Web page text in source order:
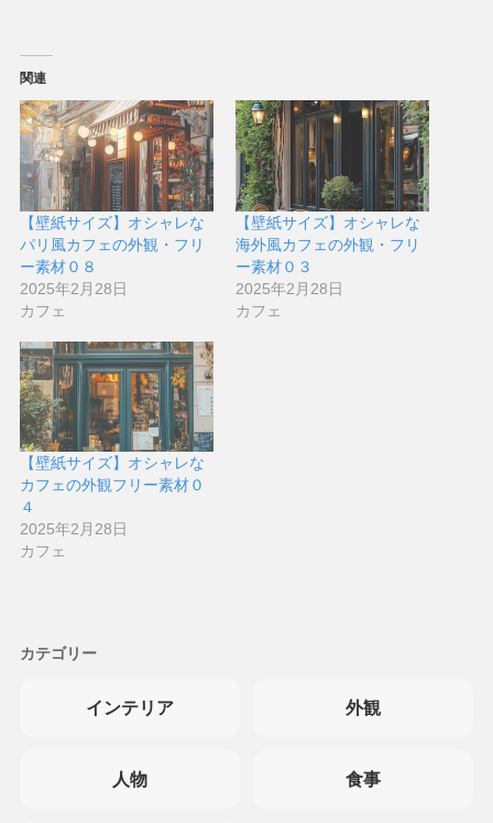
関連
【壁紙サイズ】オシャレな
パリ風カフェの外観・フリ
ー素材０８
2025年2月28日
カフェ
【壁紙サイズ】オシャレな
海外風カフェの外観・フリ
ー素材０３
2025年2月28日
カフェ
【壁紙サイズ】オシャレな
カフェの外観フリー素材０
４
2025年2月28日
カフェ
カテゴリー
インテリア 外観
人物 食事